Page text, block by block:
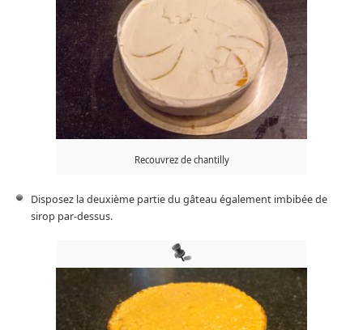
Recouvrez de chantilly
Disposez la deuxième partie du gâteau également imbibée de
sirop par-dessus.